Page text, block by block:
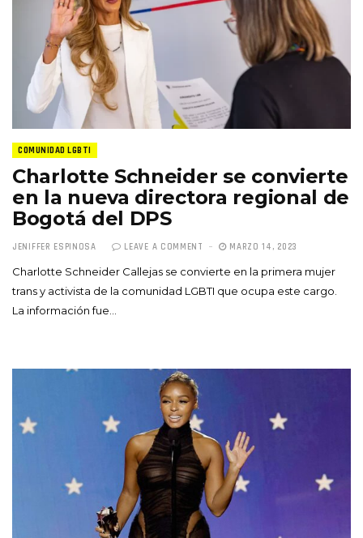
COMUNIDAD LGBTI
Charlotte Schneider se convierte
en la nueva directora regional de
Bogotá del DPS
JENIFFER ESPINOSA LEAVE A COMMENT MARZO 14, 2023
Charlotte Schneider Callejas se convierte en la primera mujer
trans y activista de la comunidad LGBTI que ocupa este cargo.
La información fue…